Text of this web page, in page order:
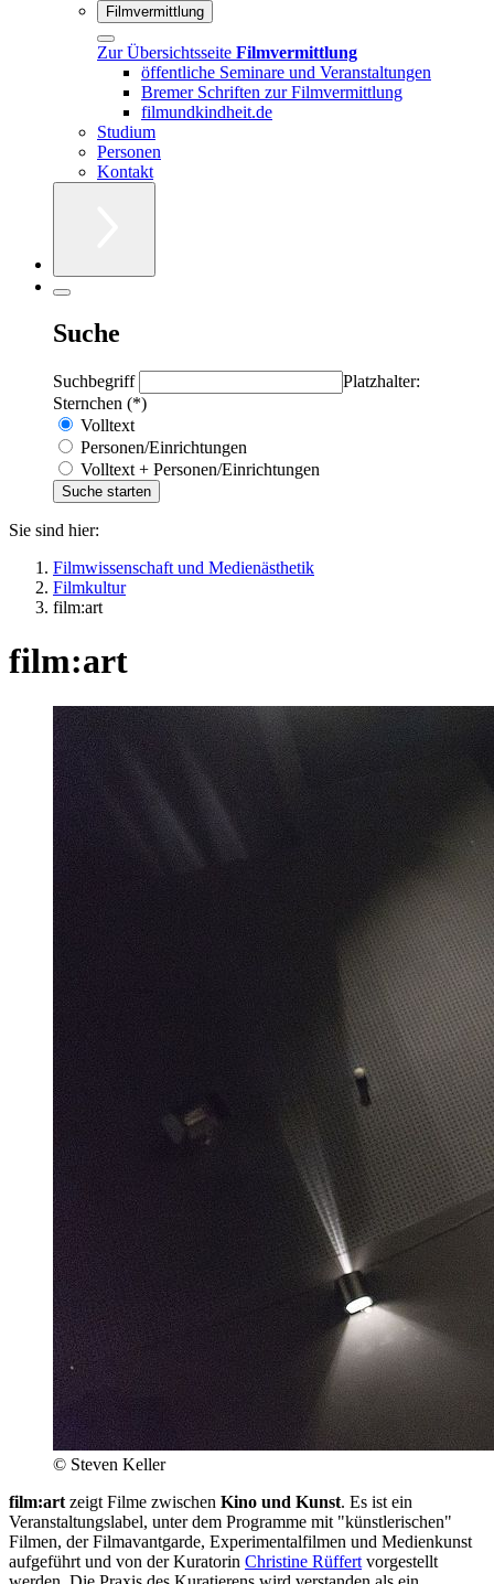
Filmvermittlung
Zur Übersichtsseite Filmvermittlung
öffentliche Seminare und Veranstaltungen
Bremer Schriften zur Filmvermittlung
filmundkindheit.de
Studium
Personen
Kontakt
Suche
Suchbegriff
Platzhalter:
Sternchen (*)
Volltext
Personen/Einrichtungen
Volltext + Personen/Einrichtungen
Sie sind hier:
Filmwissenschaft und Medienästhetik
Filmkultur
film:art
film:art
© Steven Keller
film:art zeigt Filme zwischen Kino und Kunst. Es ist ein
Veranstaltungslabel, unter dem Programme mit "künstlerischen"
Filmen, der Filmavantgarde, Experimentalfilmen und Medienkunst
aufgeführt und von der Kuratorin Christine Rüffert vorgestellt